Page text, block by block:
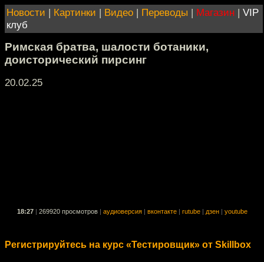
Новости | Картинки | Видео | Переводы | Магазин | VIP
клуб
Римская братва, шалости ботаники,
доисторический пирсинг
20.02.25
18:27 269920 просмотров аудиоверсия вконтакте rutube дзен youtube
Регистрируйтесь на курс «Тестировщик» от Skillbox